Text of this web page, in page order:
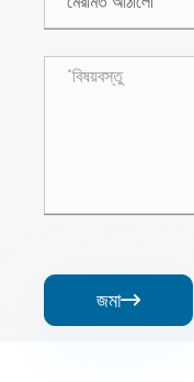
জমা